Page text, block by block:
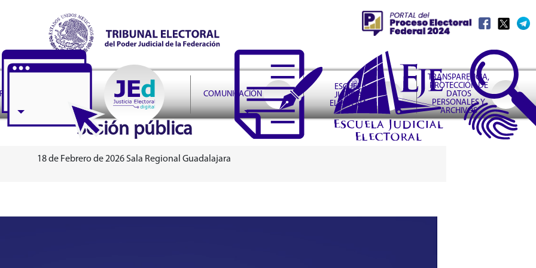
Judicial de la Federación
COMUNICACIÓN
ESCUELA
JUDICIAL
ELECTORAL
TRANSPARENCIA,
PROTECCIÓN DE
DATOS
PERSONALES Y
ARCHIVOS
Sesión pública
18 de Febrero de 2026 Sala Regional Guadalajara